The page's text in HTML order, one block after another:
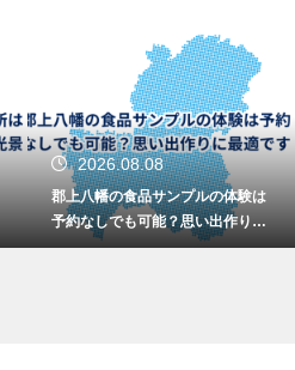
2026.08.08
郡上八幡の食品サンプルの体験は
予約なしでも可能？思い出作りに
最適です